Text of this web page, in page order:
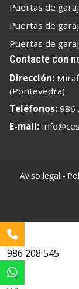
Puertas de
Puertas de
Puertas de
Contacte con
Dirección:
(Pontevedra)
Teléfonos: 986
E-mail:
Aviso legal -
986 208 545